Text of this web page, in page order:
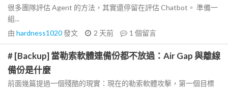
很多團隊評估 Agent 的方法，其實還停留在評估 Chatbot。 準備一
組...
由 hardness1020發文 2 天前 1 個留言
# [Backup] 當勒索軟體連備份都不放過：Air Gap 與離線
備份是什麼
前面幾篇提過一個殘酷的現實：現在的勒索軟體攻擊，第一個目標